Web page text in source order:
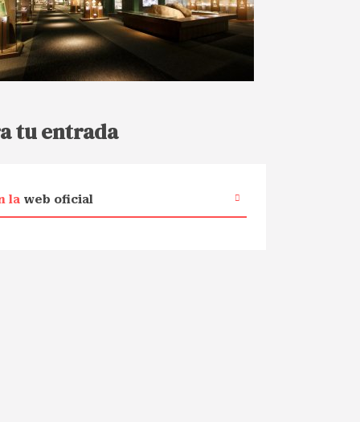
tu entrada
la web oficial